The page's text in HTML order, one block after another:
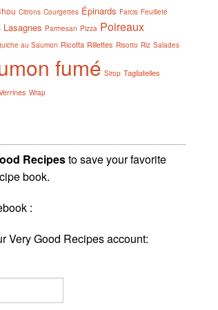
Citrons Courgettes Épinards Farcis Feuilleté
Lasagnes Parmesan Pizza Poireaux
au Saumon Ricotta Rillettes Risotto Riz Salades
fumé Sirop Tagliatelles
Wrap
Recipesto save your favorite
book.
:
Very Good Recipes account: